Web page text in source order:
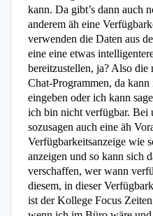
kann. Da gibt’s dann auch
anderem äh eine
verwenden die Daten aus
eine eine etwas
bereitzustellen, ja? Also die
Chat-Programmen, da
eingeben oder ich kann
ich bin nicht verfügbar. Bei
sozusagen auch eine äh
Verfügbarkeitsanzeige wie
anzeigen und so kann sich
verschaffen, wer wann
diesem, in dieser
ist der Kollege Focus